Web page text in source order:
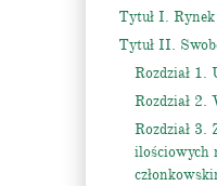
Tytuł I.
Tytuł II.
Rozdział 1.
Rozdział 2.
Rozdział 3.
ilościowych